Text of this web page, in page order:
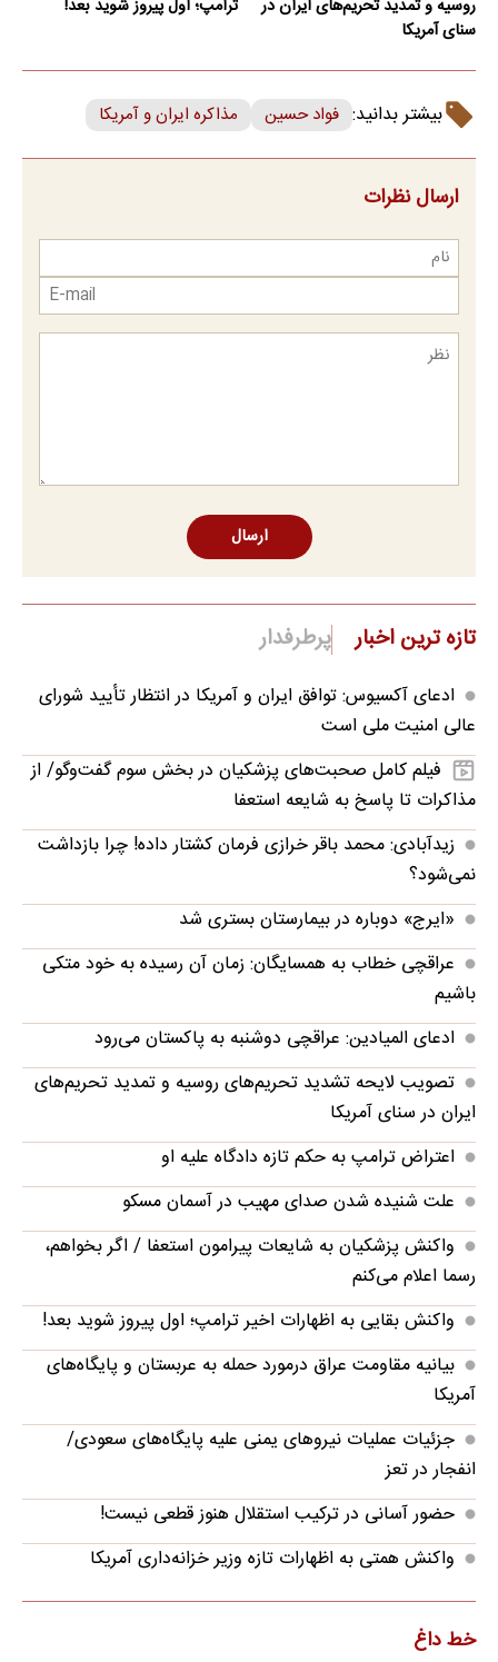
روسیه و تمدید تحریم‌های ایران در
سنای آمریکا
ترامپ؛ اول پیروز شوید بعد!
بیشتر بدانید: فواد حسین مذاکره ایران و آمریکا
ارسال نظرات
ارسال
تازه ترین اخبار پرطرفدار
ادعای آکسیوس: توافق ایران و آمریکا در انتظار تأیید شورای
عالی امنیت ملی است
فیلم کامل صحبت‌های پزشکیان در بخش سوم گفت‌وگو/ از
مذاکرات تا پاسخ به شایعه استعفا
زیدآبادی: محمد باقر خرازی فرمان کشتار داده! چرا بازداشت
نمی‌شود؟
«ایرج» دوباره در بیمارستان بستری شد
عراقچی خطاب به همسایگان: زمان آن رسیده به خود متکی
باشیم
ادعای المیادین: عراقچی دوشنبه به پاکستان می‌رود
تصویب لایحه تشدید تحریم‌های روسیه و تمدید تحریم‌های
ایران در سنای آمریکا
اعتراض ترامپ به حکم تازه دادگاه علیه او
علت شنیده شدن صدای مهیب در آسمان مسکو
واکنش پزشکیان به شایعات پیرامون استعفا / اگر بخواهم،
رسما اعلام می‌کنم
واکنش بقایی به اظهارات اخیر ترامپ؛ اول پیروز شوید بعد!
بیانیه مقاومت عراق درمورد حمله به عربستان و پایگاه‌های
آمریکا
جزئیات عملیات نیروهای یمنی علیه پایگاه‌های سعودی/
انفجار در تعز
حضور آسانی در ترکیب استقلال هنوز قطعی نیست!
واکنش همتی به اظهارات تازه وزیر خزانه‌داری آمریکا
خط داغ